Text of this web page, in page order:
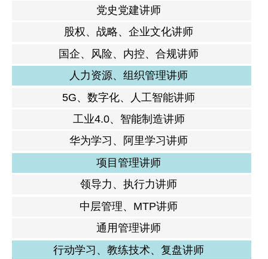
党史党建讲师
股权、战略、企业文化讲师
国企、风险、内控、合规讲师
人力资源、组织管理讲师
5G、数字化、人工智能讲师
工业4.0、智能制造讲师
华为学习、阿里学习讲师
项目管理讲师
领导力、执行力讲师
中层管理、MTP讲师
通用管理讲师
行动学习、教练技术、复盘讲师